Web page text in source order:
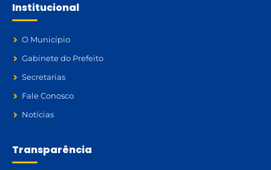
Institucional
O Município
Gabinete do Prefeito
Secretarias
Fale Conosco
Notícias
Transparência